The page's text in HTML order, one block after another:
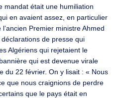
mandat était une humiliation
en avaient assez, en particulier
Premier ministre Ahmed
de presse qui
Algériens qui rejetaient le
qui est devenue virale
du 22 février. On y lisait : « Nous
que nous craignions de perdre
que le pays était en